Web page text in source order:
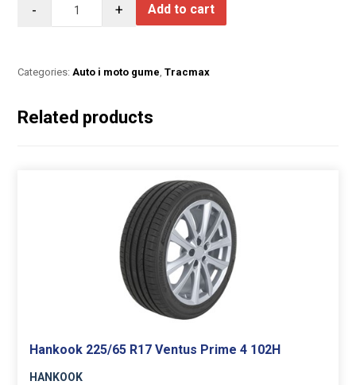
- + Add to cart
Categories:Auto i moto gume,Tracmax
Related products
Hankook 225/65 R17 Ventus Prime 4 102H
HANKOOK